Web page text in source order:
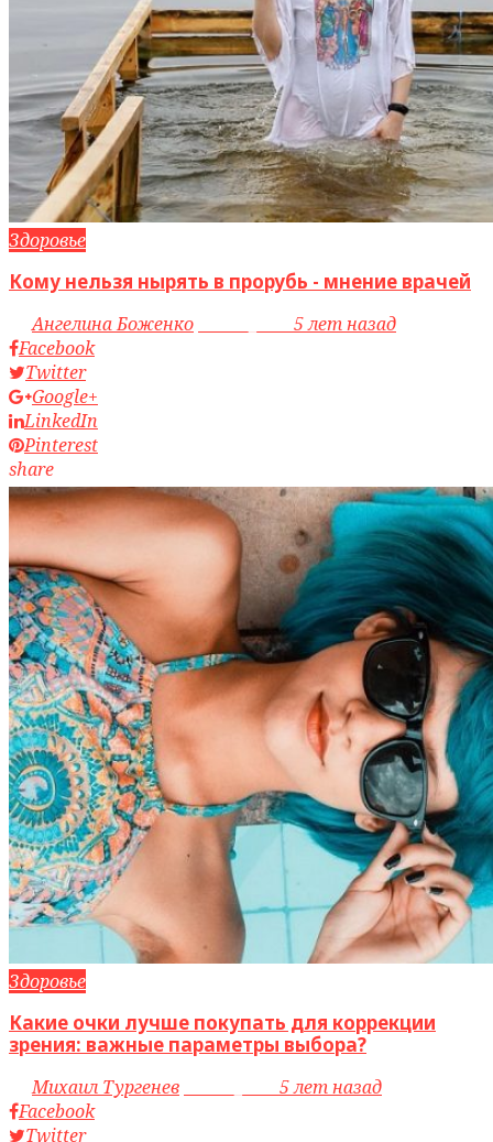
Здоровье
Кому нельзя нырять в прорубь - мнение врачей
byАнгелина Боженко
5 лет назад
Facebook
Twitter
Google+
LinkedIn
Pinterest
share
Здоровье
Какие очки лучше покупать для коррекции
зрения: важные параметры выбора?
byМихаил Тургенев
5 лет назад
Facebook
Twitter